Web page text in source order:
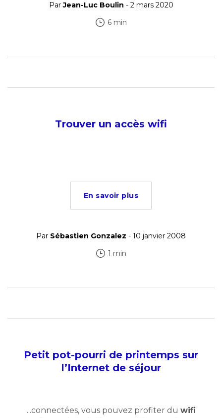
ParJean-Luc Boulin - 2 mars 2020
6 min
Trouver un accès wifi
En savoir plus
Par Sébastien Gonzalez - 10 janvier 2008
1 min
Petit pot-pourri de printemps sur
l’Internet de séjour
...connectées, vous pouvez profiter du wifi